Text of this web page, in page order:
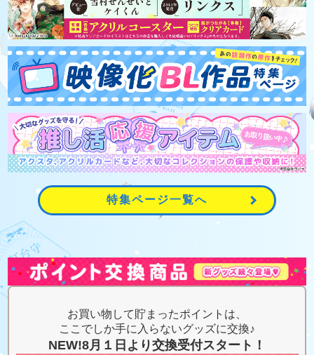
特集ページ一覧へ
お買い物して貯まったポイントは、
ここでしか手に入らないグッズに交換♪
NEW!8月１日より交換受付スタート！